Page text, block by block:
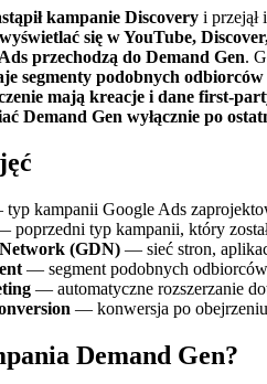
kampanie Discovery i przejął
się w YouTube,
przechodzą do Demand Gen.
segmenty podobnych odbiorców
mają kreacje i dane first-
Demand Gen wyłącznie po
kampanii Google Ads
poprzedni typ kampanii, który
(GDN) — sieć stron,
— segment podobnych
— automatyczne rozszerzanie
— konwersja po
Demand Gen?